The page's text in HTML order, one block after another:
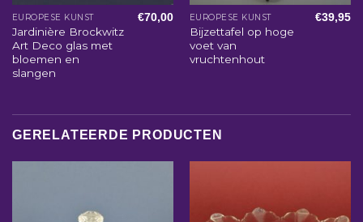
EUROPESE KUNST
Jardinière Brockwitz
Art Deco glas met
bloemen en
slangen
€70,00 EUROPESE KUNST
Bijzettafel op hoge
voet van
vruchtenhout
€39,95
GERELATEERDE PRODUCTEN